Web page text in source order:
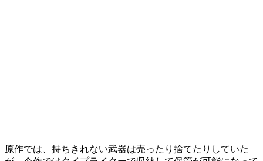
原作では、持ちきれない武器は売ったり捨てたりしていた